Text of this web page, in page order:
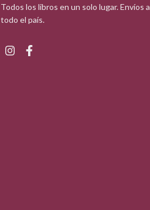
Todos los libros en un solo lugar. Envíos a
todo el país.